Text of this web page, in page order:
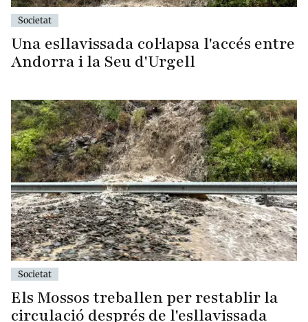
Societat
Una esllavissada col·lapsa l'accés entre
Andorra i la Seu d'Urgell
Societat
Els Mossos treballen per restablir la
circulació després de l'esllavissada